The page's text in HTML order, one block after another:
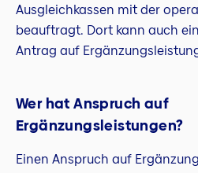
Ausgleichkassen mit der
beauftragt. Dort kann auch
Antrag auf
Wer hat Anspruch auf
Ergänzungsleistungen?
Einen Anspruch auf